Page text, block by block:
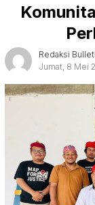
Redaksi
Jumat, 8 Mei